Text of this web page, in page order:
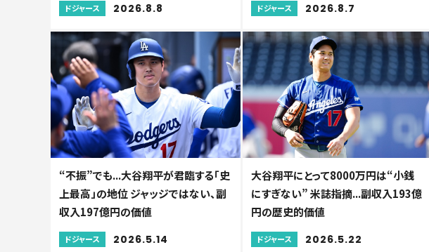
ドジャース 2026.8.8 ドジャース 2026.8.7
“不振”でも...大谷翔平が君臨する「史
上最高」の地位 ジャッジではない、副
収入197億円の価値
ドジャース 2026.5.14
大谷翔平にとって8000万円は“小銭
にすぎない” 米誌指摘...副収入193億
円の歴史的価値
ドジャース 2026.5.22